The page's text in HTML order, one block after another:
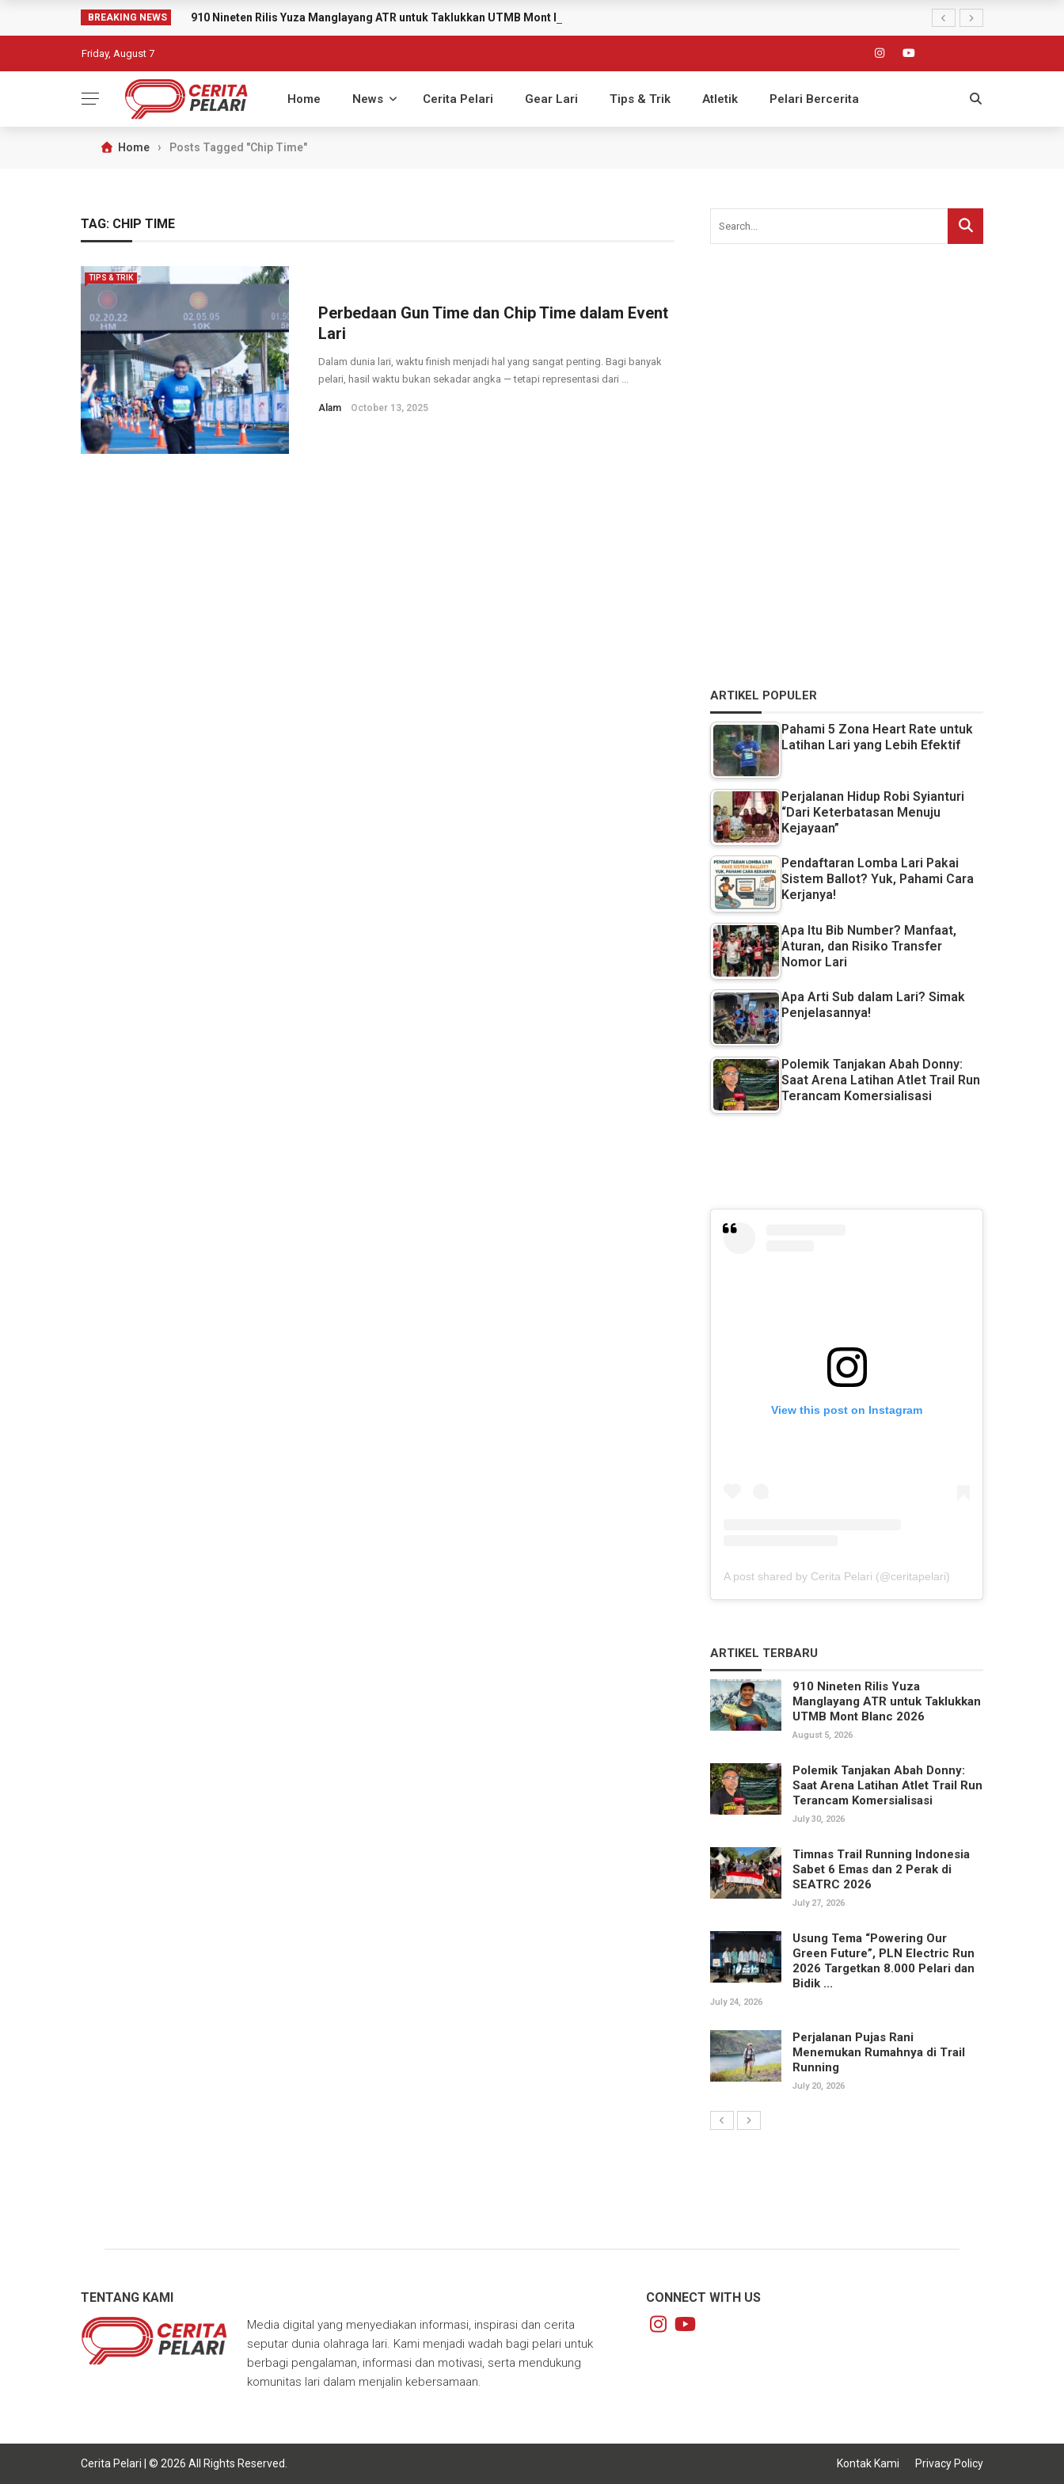
BREAKING NEWS 910 Nineten Rilis Yuza Manglayang ATR untuk Taklukkan UTMB Mont Blanc 2026
Friday, August 7
Home News Cerita Pelari Gear Lari Tips & Trik Atletik Pelari Bercerita
Home › Posts Tagged "Chip Time"
TAG: CHIP TIME
TIPS & TRIK
Perbedaan Gun Time dan Chip Time dalam Event
Lari
Dalam dunia lari, waktu finish menjadi hal yang sangat penting. Bagi banyak
pelari, hasil waktu bukan sekadar angka — tetapi representasi dari ...
Alam October 13, 2025
ARTIKEL POPULER
Pahami 5 Zona Heart Rate untuk
Latihan Lari yang Lebih Efektif
Perjalanan Hidup Robi Syianturi
“Dari Keterbatasan Menuju
Kejayaan”
Pendaftaran Lomba Lari Pakai
Sistem Ballot? Yuk, Pahami Cara
Kerjanya!
Apa Itu Bib Number? Manfaat,
Aturan, dan Risiko Transfer
Nomor Lari
Apa Arti Sub dalam Lari? Simak
Penjelasannya!
Polemik Tanjakan Abah Donny:
Saat Arena Latihan Atlet Trail Run
Terancam Komersialisasi
View this post on Instagram
A post shared by Cerita Pelari (@ceritapelari)
ARTIKEL TERBARU
910 Nineten Rilis Yuza
Manglayang ATR untuk Taklukkan
UTMB Mont Blanc 2026
August 5, 2026
Polemik Tanjakan Abah Donny:
Saat Arena Latihan Atlet Trail Run
Terancam Komersialisasi
July 30, 2026
Timnas Trail Running Indonesia
Sabet 6 Emas dan 2 Perak di
SEATRC 2026
July 27, 2026
Usung Tema “Powering Our
Green Future”, PLN Electric Run
2026 Targetkan 8.000 Pelari dan
Bidik ...
July 24, 2026
Perjalanan Pujas Rani
Menemukan Rumahnya di Trail
Running
July 20, 2026
TENTANG KAMI
Media digital yang menyediakan informasi, inspirasi dan cerita
seputar dunia olahraga lari. Kami menjadi wadah bagi pelari untuk
berbagi pengalaman, informasi dan motivasi, serta mendukung
komunitas lari dalam menjalin kebersamaan.
CONNECT WITH US
Cerita Pelari | © 2026 All Rights Reserved. Kontak Kami Privacy Policy